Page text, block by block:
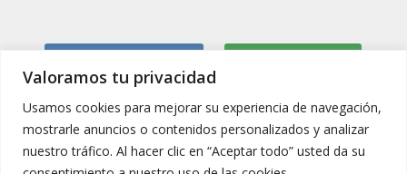
Valoramos tu privacidad
Usamos cookies para mejorar su experiencia de navegación,
mostrarle anuncios o contenidos personalizados y analizar
nuestro tráfico. Al hacer clic en “Aceptar todo” usted da su